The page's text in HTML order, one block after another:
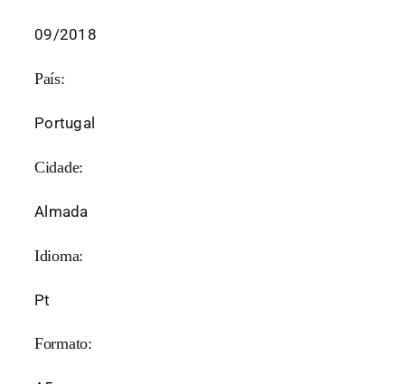
09/2018
País:
Portugal
Cidade:
Almada
Idioma:
Pt
Formato: